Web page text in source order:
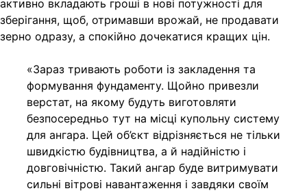
активно вкладають гроші в нові потужності для
зберігання, щоб, отримавши врожай, не продавати
зерно одразу, а спокійно дочекатися кращих цін.
«Зараз тривають роботи із закладення та
формування фундаменту. Щойно привезли
верстат, на якому будуть виготовляти
безпосередньо тут на місці купольну систему
для ангара. Цей об’єкт відрізняється не тільки
швидкістю будівництва, а й надійністю і
довговічністю. Такий ангар буде витримувати
сильні вітрові навантаження і завдяки своїм